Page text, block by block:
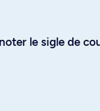
le sigle de